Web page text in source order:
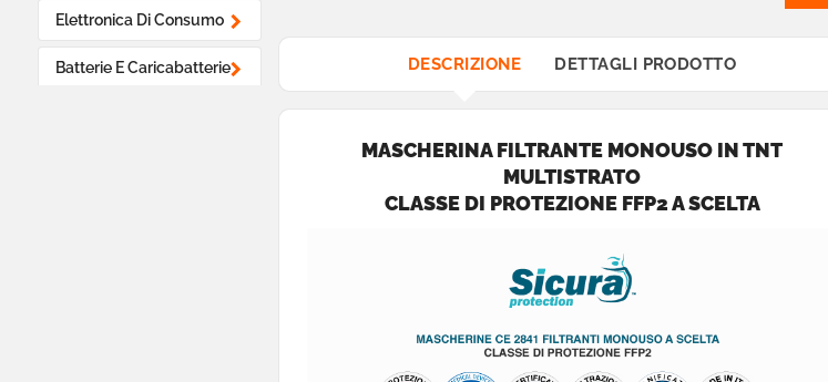
Elettronica Di Consumo
Batterie E Caricabatterie DESCRIZIONE DETTAGLI PRODOTTO
MASCHERINA FILTRANTE MONOUSO IN TNT
MULTISTRATO
CLASSE DI PROTEZIONE FFP2 A SCELTA